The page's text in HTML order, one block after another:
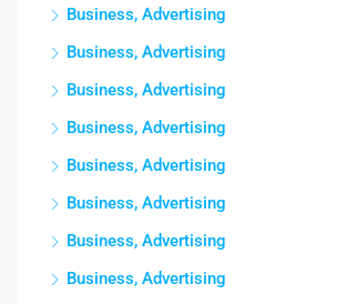
Business, Advertising
Business, Advertising
Business, Advertising
Business, Advertising
Business, Advertising
Business, Advertising
Business, Advertising
Business, Advertising